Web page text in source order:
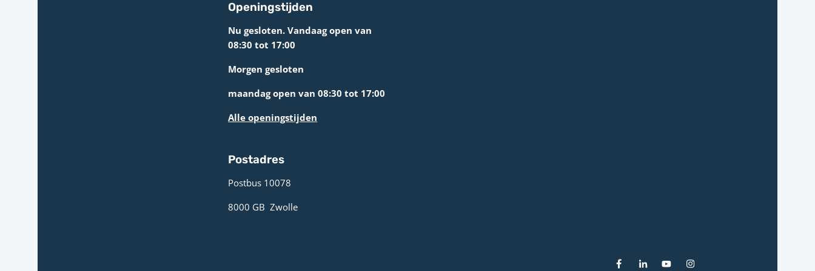
Openingstijden
Nu gesloten. Vandaag open van
08:30 tot 17:00
Morgen gesloten
maandag open van 08:30 tot 17:00
Alle openingstijden
Postadres
Postbus 10078 ­
8000 GB ­ Zwolle